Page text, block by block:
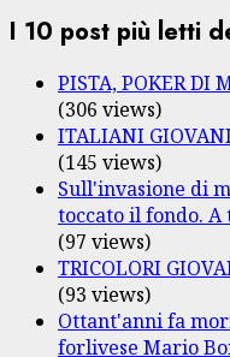
I 10 post più letti
PISTA, POKER DI
(306 views)
ITALIANI
(145 views)
Sull'invasione di
toccato il fondo.
(97 views)
TRICOLORI
(93 views)
Ottant'anni fa
forlivese Mario